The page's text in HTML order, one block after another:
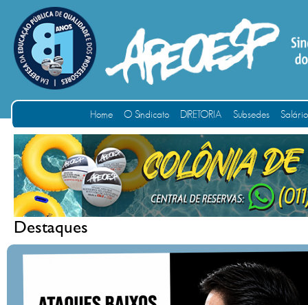
Home O Sindicato DIRETORIA Subsedes
Destaques